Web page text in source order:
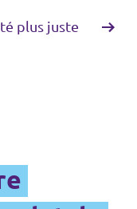
plus juste